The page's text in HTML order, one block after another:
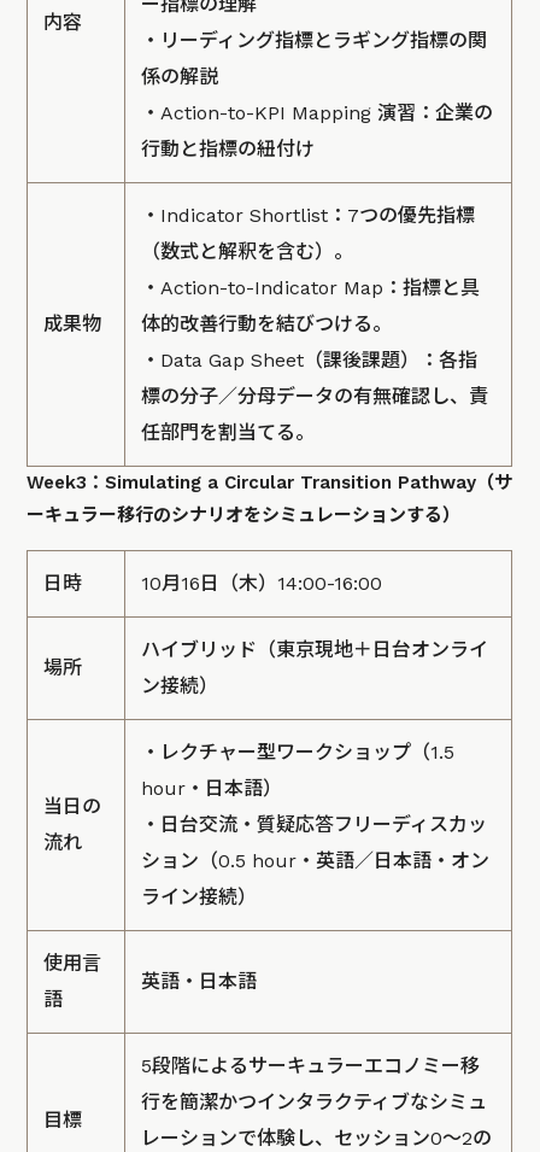
内容
・リーディング指標とラギング指標の関
係の解説
・Action-to-KPI Mapping 演習：企業の
行動と指標の紐付け
成果物
・Indicator Shortlist：7つの優先指標
（数式と解釈を含む）。
・Action-to-Indicator Map：指標と具
体的改善行動を結びつける。
・Data Gap Sheet（課後課題）：各指
標の分子／分母データの有無確認し、責
任部門を割当てる。
Week3：Simulating a Circular Transition Pathway（サ
ーキュラー移行のシナリオをシミュレーションする）
日時 10月16日（木）14:00-16:00
場所
ハイブリッド（東京現地＋日台オンライ
ン接続）
当日の
流れ
・レクチャー型ワークショップ（1.5
hour・日本語）
・日台交流・質疑応答フリーディスカッ
ション（0.5 hour・英語／日本語・オン
ライン接続）
使用言
語
英語・日本語
目標
5段階によるサーキュラーエコノミー移
行を簡潔かつインタラクティブなシミュ
レーションで体験し、セッション0～2の